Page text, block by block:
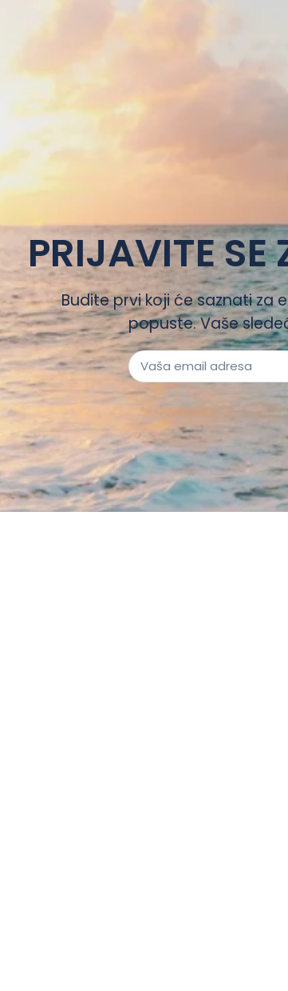
PRIJAVITE SE
Budite prvi koji će saznati za
popuste. Vaše